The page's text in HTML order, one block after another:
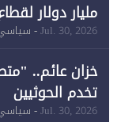
لـ"الطاقة
Jul. 30, 2026
-
خزان عائم..
تخدم الحوثيين
Jul. 30, 2026
-